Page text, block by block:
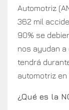
Automotriz
362 mil
90% se
nos ayudan a
tendrá
automotriz en
¿Qué es la